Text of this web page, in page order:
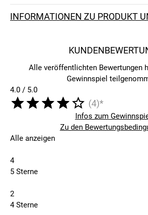
INFORMATIONEN ZU PRODUKT
Alle veröffentlichten Bewertungen
Gewinnspiel
4.0 / 5.0
(4)*
Infos zum
Zu den
Alle anzeigen
4
5 Sterne
2
4 Sterne